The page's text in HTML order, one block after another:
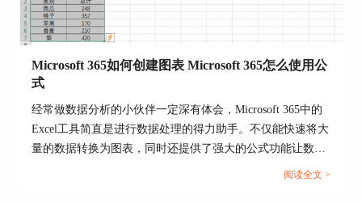
除了编号的格式设置，还可以设置页边距，如下图
所示展开页边距可以看到word页码支持多种形状，
并且页码位置也不仅仅是在顶端或者底端，还可以
是在左右两侧。具体的形状样式可以根据个人的喜
Microsoft 365如何创建图表 Microsoft 365怎么使用公
式
经常做数据分析的小伙伴一定深有体会，Microsoft 365中的
Excel工具简直是进行数据处理的得力助手。不仅能快速将大
量的数据转换为图表，同时还提供了强大的公式功能让数据
处理效率大大提升。今天，我们就来说一下Microsoft 365如
阅读全文 >